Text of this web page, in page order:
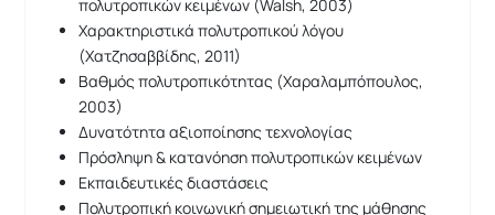
πολυτροπικών κειμένων (Walsh, 2003)
Χαρακτηριστικά πολυτροπικού λόγου
(Χατζησαββίδης, 2011)
Βαθμός πολυτροπικότητας (Χαραλαμπόπουλος,
2003)
Δυνατότητα αξιοποίησης τεχνολογίας
Πρόσληψη & κατανόηση πολυτροπικών κειμένων
Εκπαιδευτικές διαστάσεις
Πολυτροπική κοινωνική σημειωτική της μάθησης